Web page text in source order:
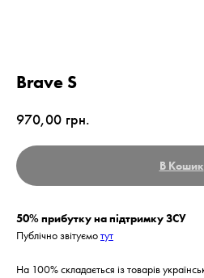
Brave S
970,00 грн.
В Кошик
50% прибутку на підтримку ЗСУ
Публічно звітуємотут
На 100% складається із товарів